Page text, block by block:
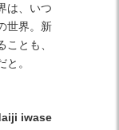
は、いつ
世界。新
とも、
。
iwase